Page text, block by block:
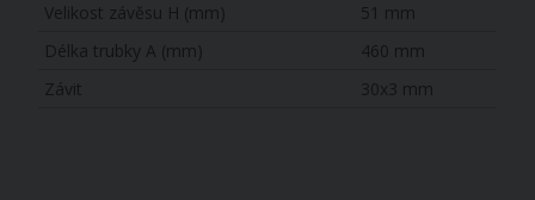
Velikost závěsu H (mm)
51 mm
Délka trubky A (mm)
460 mm
Závit
30x3 mm